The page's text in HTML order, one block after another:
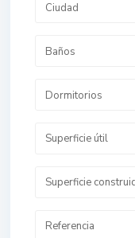
Ciudad
Baños
Dormitorios